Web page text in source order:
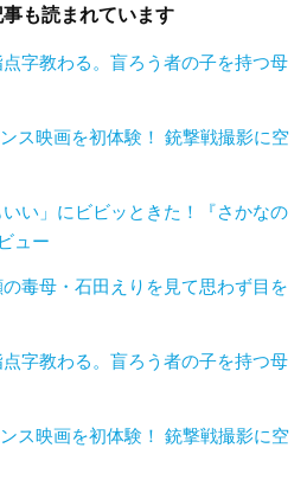
も読まれています
字教わる。盲ろう者の子を持つ母
ス映画を初体験！ 銃撃戦撮影に空
いい」にビビッときた！『さかなの
ュー
毒母・石田えりを見て思わず目を
字教わる。盲ろう者の子を持つ母
ス映画を初体験！ 銃撃戦撮影に空